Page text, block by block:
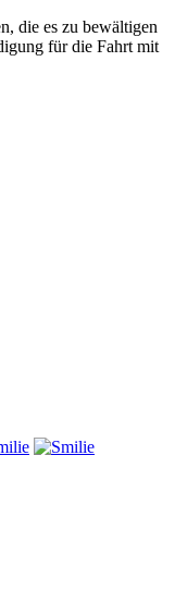
die es zu bewältigen
für die Fahrt mit